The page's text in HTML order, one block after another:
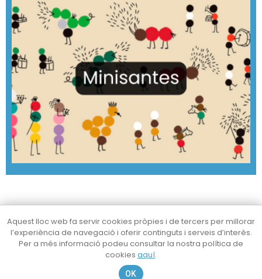
Aquest lloc web fa servir cookies pròpies i de tercers per millorar
l’experiència de navegació i oferir continguts i serveis d’interès.
Per a més informació podeu consultar la nostra política de
cookies aquí.
OK